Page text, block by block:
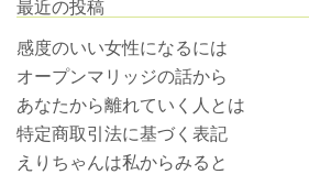
最近の投稿
感度のいい女性になるには
オープンマリッジの話から
あなたから離れていく人とは
特定商取引法に基づく表記
えりちゃんは私からみると